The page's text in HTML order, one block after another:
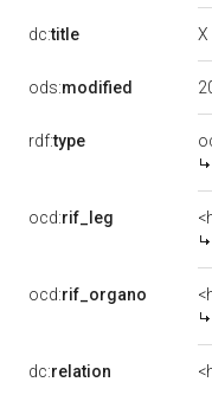
dc:title X
ods:modified
rdf:type
ocd:rif_leg
ocd:rif_organo
dc:relation